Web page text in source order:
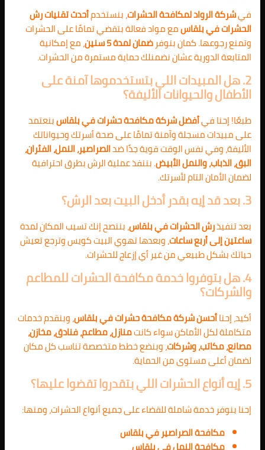
فيشركة الرواد لمكافحة الحشرات، بنستخدمأحدث تقنيات رش
الحشرات في بلقاسمع مواد فعالة بتقضي تمامًا على الحشرات
وتمنع رجوعها. كمان بنوفرضمان لمدة 5 سنين
، مع إمكانية
المتابعة الدورية عشان نضمنلك حماية مستمرة من الحشرات.
2. هل المبيدات اللي بتستخدموها آمنة على
الأطفال والحيوانات الأليفة؟
طبعًا! إحنا فيأفضل شركة مكافحة حشرات في بلقاسبنعتمد
على مبيدات مسجلة وآمنة تمامًا على صحة أسرتك وحيواناتك
الأليفة، وفي نفس الوقت قوية جدًا ضدالصراصير، النمل، الفئران،
البق، الذباب، والنمل الأبيض. بننفذ عملية الرش بطرق احترافية
لضمان الأمان التام لأسرتك.
3. بعد قد إيه بقدر أدخل البيت بعد الرش؟
بعد تنفيذرش الحشرات في بلقاس، بننصح إنك تسيب المكان لمدة
ساعتين إلى أربع ساعات، وبعدها تهوي البيت كويس وترجع تعيش
حياتك بشكل طبيعي من غير أي إزعاج للحشرات.
4. هل بتوفروا خدمة مكافحة الحشرات للمطاعم
والشركات؟
أكيد، إحناأحسن شركة مكافحة حشرات في بلقاس، وبنقدم خدمات
متكاملة لكل الأماكن سواء كانتمنازل، مطاعم، فنادق، مخازن،
مصانع، مكاتب، وشركات، وبنضع خطط متخصصة تناسب كل مكان
لضمان أعلى مستوى من الحماية.
5. إيه أنواع الحشرات اللي بتقدروا تقضوا عليها؟
إحنا بنوفر خدمة شاملة للقضاء على جميع أنواع الحشرات، ومنها:
مكافحة الصراصير في بلقاس